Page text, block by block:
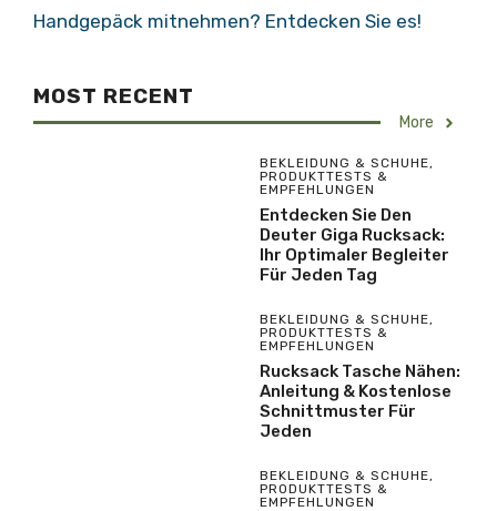
Handgepäck mitnehmen? Entdecken Sie es!
MOST RECENT
More
BEKLEIDUNG & SCHUHE,
PRODUKTTESTS &
EMPFEHLUNGEN
Entdecken Sie Den
Deuter Giga Rucksack:
Ihr Optimaler Begleiter
Für Jeden Tag
BEKLEIDUNG & SCHUHE,
PRODUKTTESTS &
EMPFEHLUNGEN
Rucksack Tasche Nähen:
Anleitung & Kostenlose
Schnittmuster Für
Jeden
BEKLEIDUNG & SCHUHE,
PRODUKTTESTS &
EMPFEHLUNGEN